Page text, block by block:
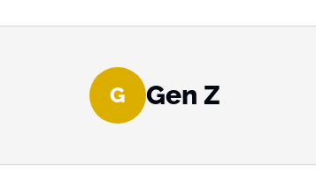
G Gen Z